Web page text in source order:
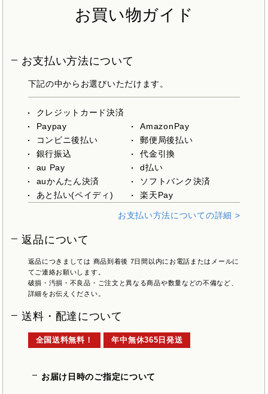
お買い物ガイド
お支払い方法について
下記の中からお選びいただけます。
クレジットカード決済
Paypay
AmazonPay
コンビニ後払い
郵便局後払い
銀行振込
代金引換
au Pay
d払い
auかんたん決済
ソフトバンク決済
あと払い(ペイディ)
楽天Pay
お支払い方法についての詳細 >
返品について
返品につきましては 商品到着後 7日間以内にお電話またはメールに
てご連絡お願いします。
破損・汚損・不良品・ご注文と異なる商品や数量などの不備など、
詳細をお伝えください。
送料・配達について
全国送料無料！ 年中無休365日発送
お届け日時のご指定について